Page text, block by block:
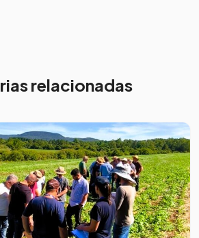
relacionadas